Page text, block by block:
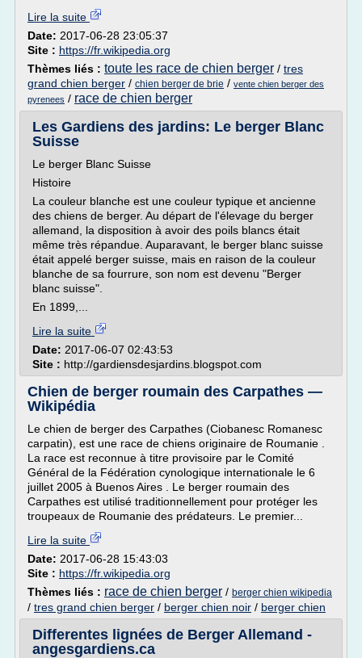
Lire la suite
Date: 2017-06-28 23:05:37
Site : https://fr.wikipedia.org
Thèmes liés : toute les race de chien berger / tres
grand chien berger / chien berger de brie / vente chien berger des
pyrenees / race de chien berger
Les Gardiens des jardins: Le berger Blanc
Suisse
Le berger Blanc Suisse
Histoire
La couleur blanche est une couleur typique et ancienne
des chiens de berger. Au départ de l'élevage du berger
allemand, la disposition à avoir des poils blancs était
même très répandue. Auparavant, le berger blanc suisse
était appelé berger suisse, mais en raison de la couleur
blanche de sa fourrure, son nom est devenu "Berger
blanc suisse".
En 1899,...
Lire la suite
Date: 2017-06-07 02:43:53
Site : http://gardiensdesjardins.blogspot.com
Chien de berger roumain des Carpathes —
Wikipédia
Le chien de berger des Carpathes (Ciobanesc Romanesc
carpatin), est une race de chiens originaire de Roumanie .
La race est reconnue à titre provisoire par le Comité
Général de la Fédération cynologique internationale le 6
juillet 2005 à Buenos Aires . Le berger roumain des
Carpathes est utilisé traditionnellement pour protéger les
troupeaux de Roumanie des prédateurs. Le premier...
Lire la suite
Date: 2017-06-28 15:43:03
Site : https://fr.wikipedia.org
Thèmes liés : race de chien berger / berger chien wikipedia
/ tres grand chien berger / berger chien noir / berger chien
Differentes lignées de Berger Allemand -
angesgardiens.ca